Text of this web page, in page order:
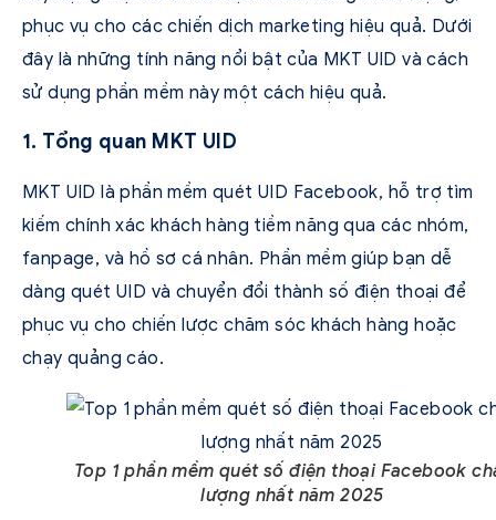
phục vụ cho các chiến dịch marketing hiệu quả. Dưới
đây là những tính năng nổi bật của MKT UID và cách
sử dụng phần mềm này một cách hiệu quả.
1. Tổng quan MKT UID
MKT UID là phần mềm quét UID Facebook, hỗ trợ tìm
kiếm chính xác khách hàng tiềm năng qua các nhóm,
fanpage, và hồ sơ cá nhân. Phần mềm giúp bạn dễ
dàng quét UID và chuyển đổi thành số điện thoại để
phục vụ cho chiến lược chăm sóc khách hàng hoặc
chạy quảng cáo.
Top 1 phần mềm quét số điện thoại Facebook
lượng nhất năm 2025